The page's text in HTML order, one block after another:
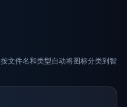
文件名和类型自动将图标分类到智